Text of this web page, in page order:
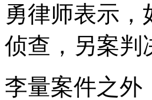
勇律师表示
侦查，另案判
李量案件之外